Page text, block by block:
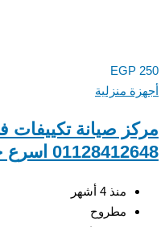
EGP
منزلية
صيانة تكييفات في
اسرع خدمة
منذ 4 أشهر
مطروح